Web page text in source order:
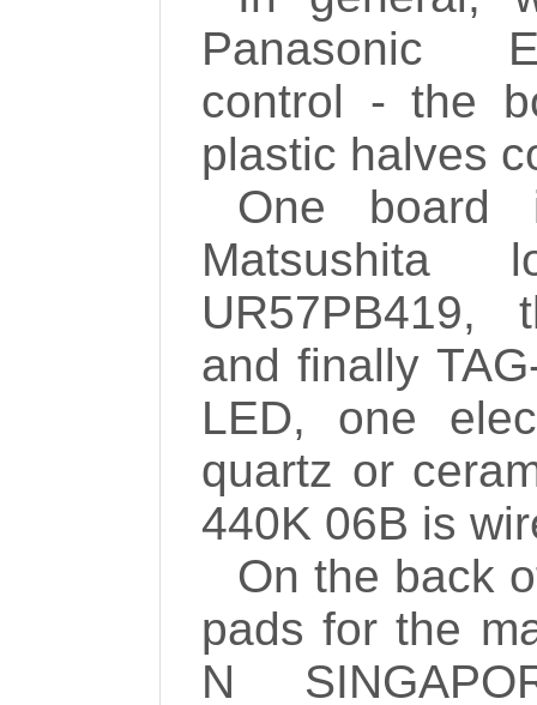
Panasonic
control - the
plastic halves
One board
Matsushita
UR57PB419,
and finally
LED, one
quartz or
440K 06B is
On the back
pads for the
N